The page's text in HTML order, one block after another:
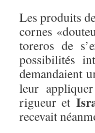
Les produits
cornes
toreros de
possibilités
demandaient
leur
rigueur et
recevait